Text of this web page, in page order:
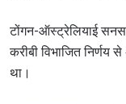
टोंगन-ऑस्ट्रेलियाई
करीबी विभाजित निर्णय
था।